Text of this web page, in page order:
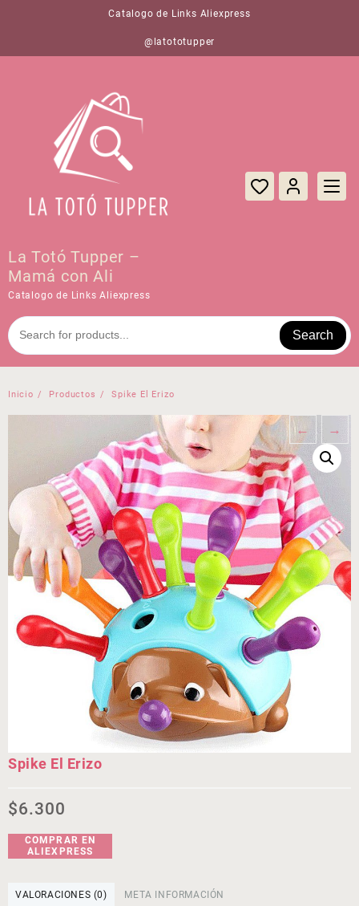
Catalogo de Links Aliexpress
@latototupper
La Totó Tupper –
Mamá con Ali
Catalogo de Links Aliexpress
Search
Inicio Productos Spike El Erizo
← →
Spike El Erizo
$6.300
COMPRAR EN
ALIEXPRESS
VALORACIONES (0) META INFORMACIÓN